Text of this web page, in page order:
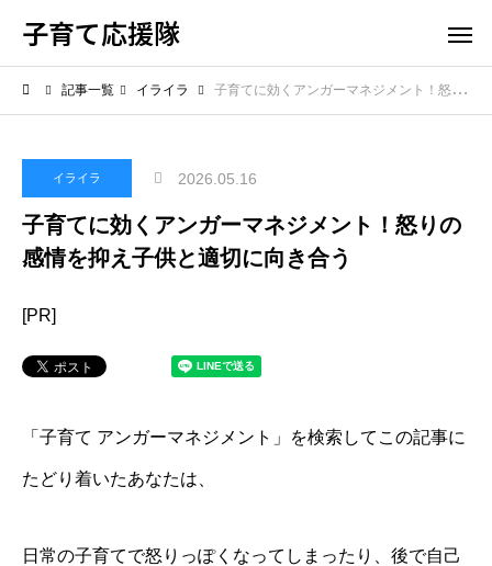
子育て応援隊
記事一覧 イライラ 子育てに効くアンガーマネジメント！怒りの感情を抑え子供と適切に向き合う
イライラ 2026.05.16
子育てに効くアンガーマネジメント！怒りの
感情を抑え子供と適切に向き合う
[PR]
「子育て アンガーマネジメント」を検索してこの記事に
たどり着いたあなたは、
日常の子育てで怒りっぽくなってしまったり、後で自己